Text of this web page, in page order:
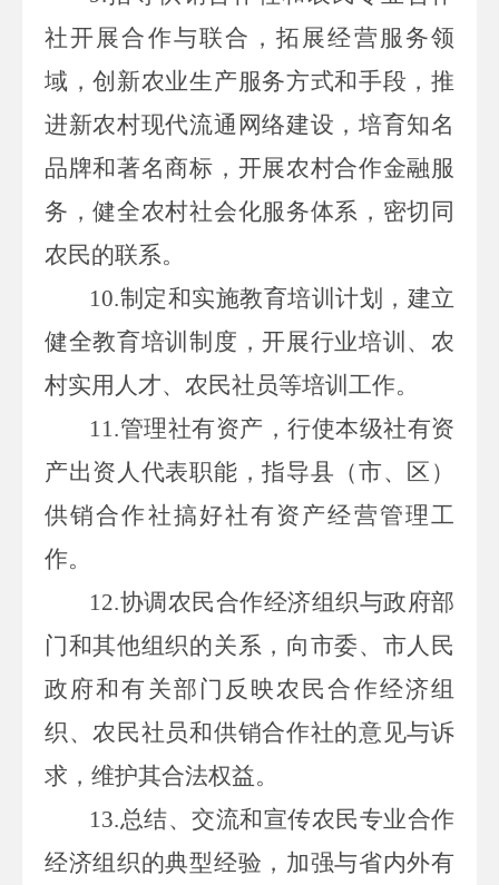
社开展合作与联合，拓展经营服务领
域，创新农业生产服务方式和手段，推
进新农村现代流通网络建设，培育知名
品牌和著名商标，开展农村合作金融服
务，健全农村社会化服务体系，密切同
农民的联系。
10.制定和实施教育培训计划，建立
健全教育培训制度，开展行业培训、农
村实用人才、农民社员等培训工作。
11.管理社有资产，行使本级社有资
产出资人代表职能，指导县（市、区）
供销合作社搞好社有资产经营管理工
作。
12.协调农民合作经济组织与政府部
门和其他组织的关系，向市委、市人民
政府和有关部门反映农民合作经济组
织、农民社员和供销合作社的意见与诉
求，维护其合法权益。
13.总结、交流和宣传农民专业合作
经济组织的典型经验，加强与省内外有